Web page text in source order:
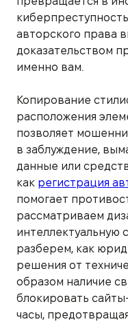
авторского права
доказательством
именно вам.
Копирование
расположения
позволяет
в заблуждение,
данные или
как регистрация
помогает
рассматриваем
интеллектуальную
разберем, как
решения от
образом наличие
блокировать
часы,